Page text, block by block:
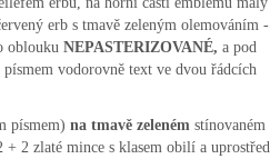
erb s tmavě zeleným olemováním -
oblouku NEPASTERIZOVANÉ, a pod
písmem vodorovně text ve dvou řádcích
písmem) na tmavě zeleném stínovaném
+ 2 zlaté mince s klasem obilí a uprostřed